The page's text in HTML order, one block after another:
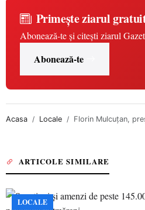
Primește ziarul
Abonează-te și citești ziarul
Abonează-te
Acasa Locale Florin Mulcuțan,
ARTICOLE SIMILARE
LOCALE